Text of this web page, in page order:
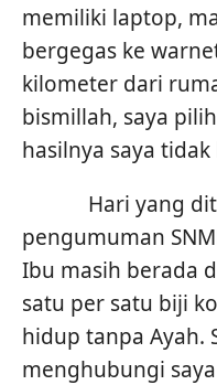
memiliki laptop,
bergegas ke
kilometer dari
bismillah, saya
hasilnya saya
Hari yang
pengumuman
Ibu masih berada
satu per satu biji
hidup tanpa Ayah.
menghubungi